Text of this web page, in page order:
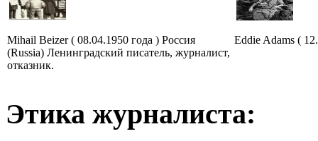
Mihail Beizer ( 08.04.1950 года ) Россия
(Russia) Ленинградский писатель, журналист,
отказник.
Eddie Adams (
Этика журналиста: